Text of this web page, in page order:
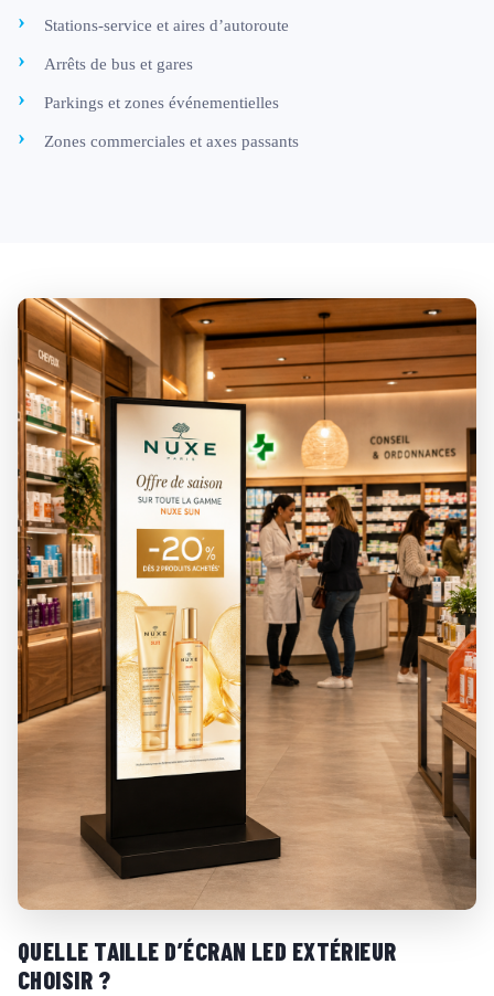
Stations-service et aires d’autoroute
Arrêts de bus et gares
Parkings et zones événementielles
Zones commerciales et axes passants
QUELLE TAILLE D’ÉCRAN LED EXTÉRIEUR
CHOISIR ?